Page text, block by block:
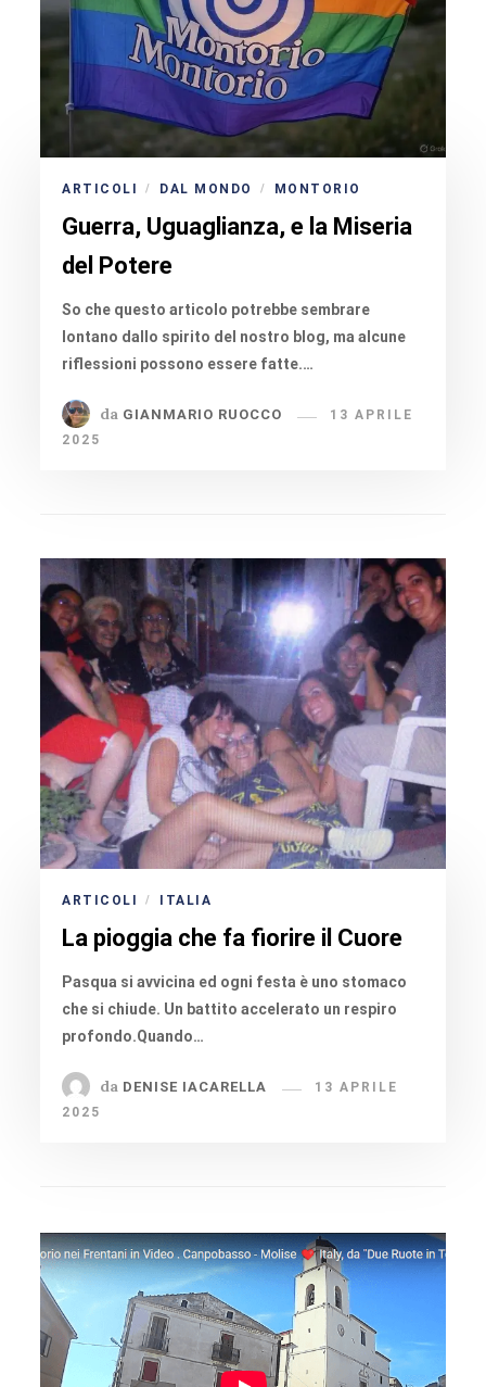
ARTICOLI / DAL MONDO / MONTORIO
Guerra, Uguaglianza, e la Miseria
del Potere
So che questo articolo potrebbe sembrare
lontano dallo spirito del nostro blog, ma alcune
riflessioni possono essere fatte.…
da GIANMARIO RUOCCO
13 APRILE
2025
ARTICOLI / ITALIA
La pioggia che fa fiorire il Cuore
Pasqua si avvicina ed ogni festa è uno stomaco
che si chiude. Un battito accelerato un respiro
profondo.Quando…
da DENISE IACARELLA
13 APRILE
2025